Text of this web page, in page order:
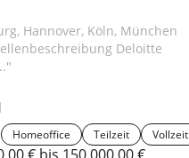
Hannover, Köln, München
Deloitte
Homeoffice Teilzeit Vollzeit